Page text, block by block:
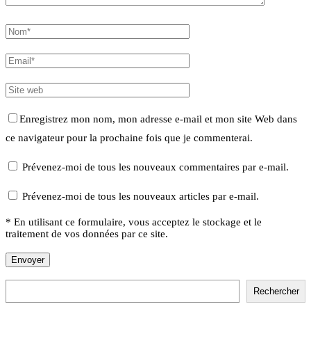
Enregistrez mon nom, mon adresse e-mail et mon site Web dans
ce navigateur pour la prochaine fois que je commenterai.
Prévenez-moi de tous les nouveaux commentaires par e-mail.
Prévenez-moi de tous les nouveaux articles par e-mail.
* En utilisant ce formulaire, vous acceptez le stockage et le
traitement de vos données par ce site.
Rechercher